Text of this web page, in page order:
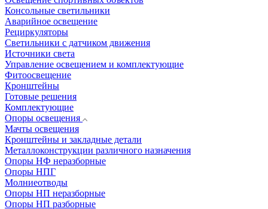
Консольные светильники
Аварийное освещение
Рециркуляторы
Светильники с датчиком движения
Источники света
Управление освещением и комплектующие
Фитоосвещение
Кронштейны
Готовые решения
Комплектующие
Опоры освещения
Мачты освещения
Кронштейны и закладные детали
Металлоконструкции различного назначения
Опоры НФ неразборные
Опоры НПГ
Молниеотводы
Опоры НП неразборные
Опоры НП разборные